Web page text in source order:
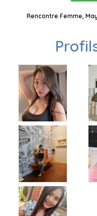
Rencontre Femme,